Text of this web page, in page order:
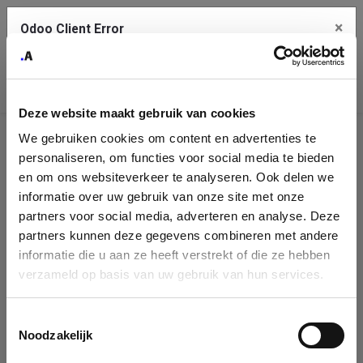
Deze website maakt gebruik van cookies
We gebruiken cookies om content en advertenties te
personaliseren, om functies voor social media te bieden
en om ons websiteverkeer te analyseren. Ook delen we
informatie over uw gebruik van onze site met onze
partners voor social media, adverteren en analyse. Deze
partners kunnen deze gegevens combineren met andere
informatie die u aan ze heeft verstrekt of die ze hebben
verzameld op basis van uw gebruik van hun services.
Noodzakelijk
Company
Identification
Please fill in your company details
You can search a company in our database by name, VAT or
enterprise ID. When a company is selected it will auto-complete the
form. If you don't find your company in our database, you can create
Odoo Client Error ×
service.
See details
Ok